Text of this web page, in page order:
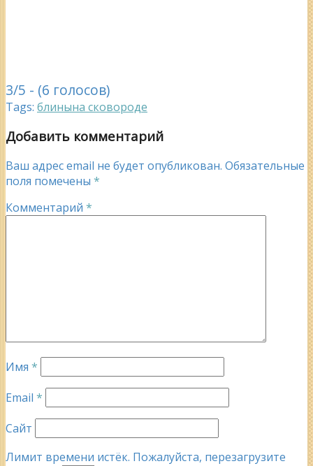
3/5 - (6 голосов)
Tags: блинына сковороде
Добавить комментарий
Ваш адрес email не будет опубликован. Обязательные
поля помечены *
Комментарий *
Имя *
Email *
Сайт
Лимит времени истёк. Пожалуйста, перезагрузите